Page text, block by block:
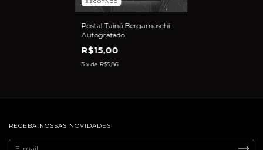
Postal Tainá Bergamaschi
Autografado
R$15,00
3 x de R$5,86
RECEBA NOSSAS NOVIDADES